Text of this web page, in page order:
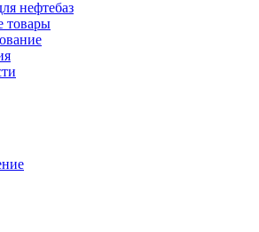
нефтебаз
товары